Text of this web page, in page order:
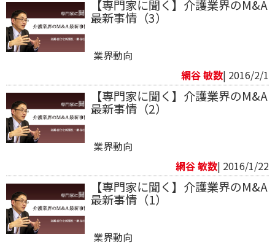
【専門家に聞く】介護業界のM&A
最新事情（3）
業界動向
網谷 敏数| 2016/2/1
【専門家に聞く】介護業界のM&A
最新事情（2）
業界動向
網谷 敏数| 2016/1/22
【専門家に聞く】介護業界のM&A
最新事情（1）
業界動向